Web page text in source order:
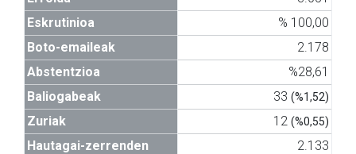
Eskrutinioa
% 100,00
Boto-emaileak
2.178
Abstentzioa
%28,61
Baliogabeak
33 (%1,52)
Zuriak 12 (%0,55)
Hautagai-zerrenden
2.133